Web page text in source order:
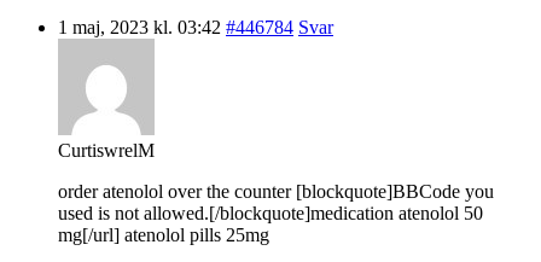
1 maj, 2023 kl. 03:42 #446784 Svar
CurtiswrelM
order atenolol over the counter [blockquote]BBCode you
used is not allowed.[/blockquote]medication atenolol 50
mg[/url] atenolol pills 25mg